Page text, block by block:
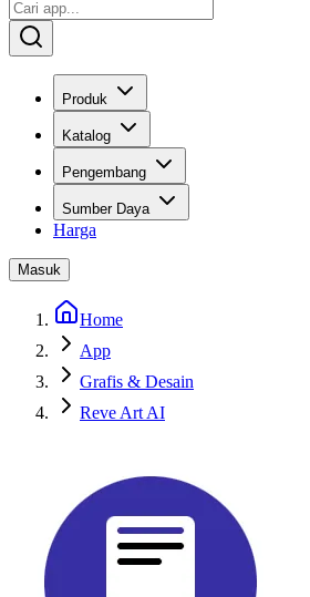
Produk
Katalog
Pengembang
Sumber Daya
Harga
Masuk
Home
App
Grafis & Desain
Reve Art AI